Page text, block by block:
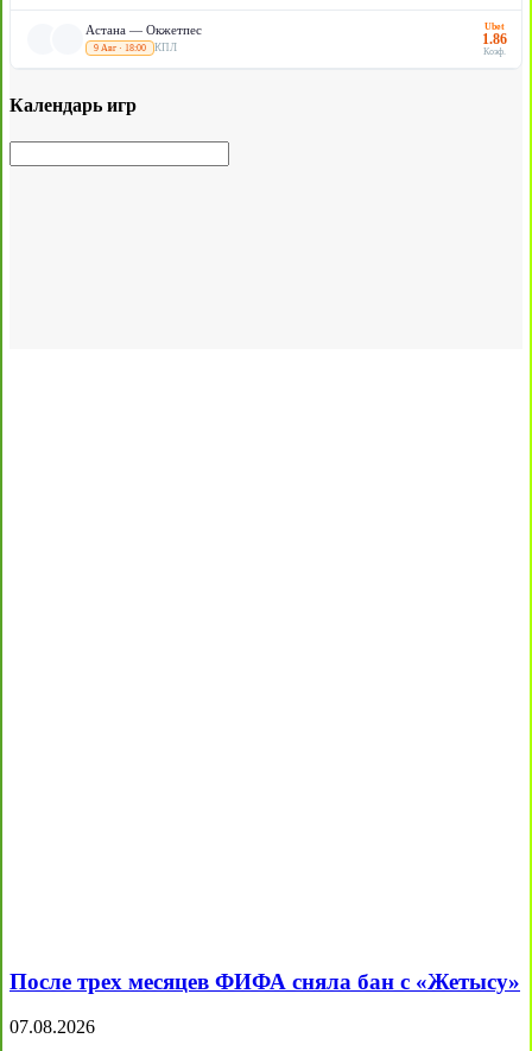
Астана — Окжетпес
9 Авг · 18:00 КПЛ
Ubet
1.86
Коэф.
Календарь игр
После трех месяцев ФИФА сняла бан с «Жетысу»
07.08.2026